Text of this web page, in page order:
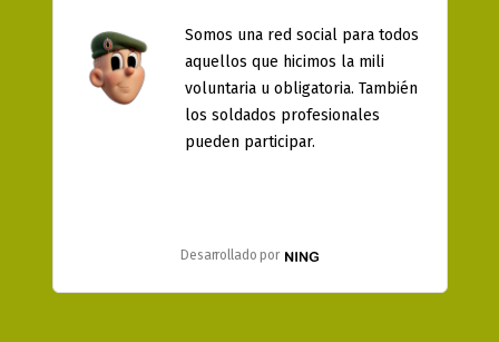
Somos una red social para todos
aquellos que hicimos la mili
voluntaria u obligatoria. También
los soldados profesionales
pueden participar.
Desarrollado por